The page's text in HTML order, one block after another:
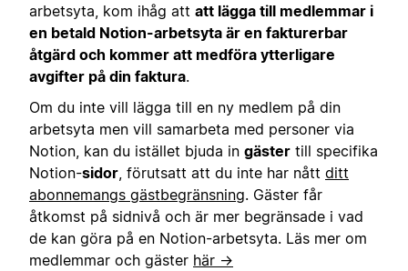
arbetsyta, kom ihåg att att lägga till medlemmar i
en betald Notion-arbetsyta är en fakturerbar
åtgärd och kommer att medföra ytterligare
avgifter på din faktura.
Om du inte vill lägga till en ny medlem på din
arbetsyta men vill samarbeta med personer via
Notion, kan du istället bjuda in gäster till specifika
Notion-sidor, förutsatt att du inte har nått ditt
abonnemangs gästbegränsning. Gäster får
åtkomst på sidnivå och är mer begränsade i vad
de kan göra på en Notion-arbetsyta. Läs mer om
medlemmar och gäster här →